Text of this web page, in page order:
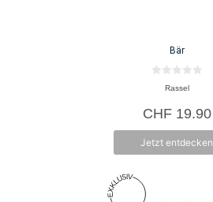
Bär
n
5
Rassel
CHF19.90
Jetzt entdecken